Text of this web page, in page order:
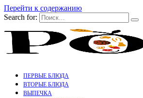
Перейти к содержанию
Search for:
ПЕРВЫЕ БЛЮДА
ВТОРЫЕ БЛЮДА
ВЫПЕЧКА